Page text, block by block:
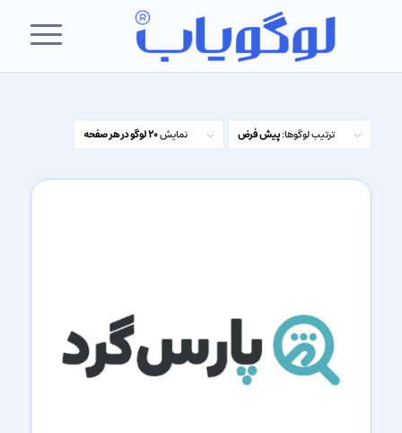
ترتیب لوگوها:پیش فرض نمایش20 لوگو در هر صفحه